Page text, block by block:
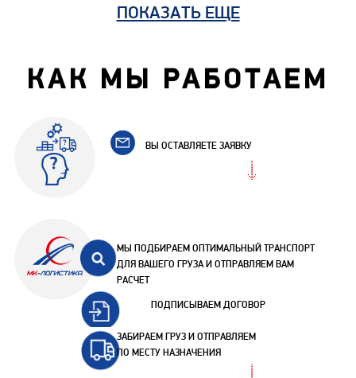
ПОКАЗАТЬ ЕЩЕ
КАК МЫ РАБОТАЕМ
ВЫ ОСТАВЛЯЕТЕ ЗАЯВКУ
МЫ ПОДБИРАЕМ ОПТИМАЛЬНЫЙ ТРАНСПОРТ
ДЛЯ ВАШЕГО ГРУЗА И ОТПРАВЛЯЕМ ВАМ
РАСЧЕТ
ПОДПИСЫВАЕМ ДОГОВОР
ЗАБИРАЕМ ГРУЗ И ОТПРАВЛЯЕМ
ПО МЕСТУ НАЗНАЧЕНИЯ